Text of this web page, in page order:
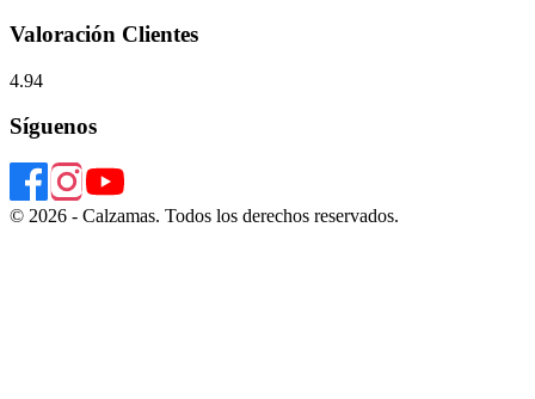
Valoración Clientes
4.94
Síguenos
© 2026 - Calzamas. Todos los derechos reservados.